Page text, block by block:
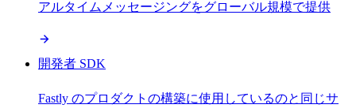
アルタイムメッセージングをグローバル規模で提供
開発者 SDK
Fastly のプロダクトの構築に使用しているのと同じサ